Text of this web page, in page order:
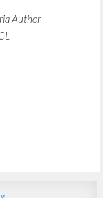
Author